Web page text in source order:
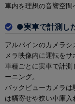
車内を理想の音響空間
●実車で計測し
アルパインのカメラ
メラ映像内に運転をサ
車種ごとに実車で計
ーニング。
バックビューカメラ
は幅寄せや狭い車庫